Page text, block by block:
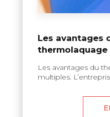
Les avantages
thermolaquage
Les avantages du
multiples.